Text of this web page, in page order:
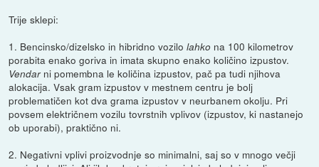
Trije sklepi:
1. Bencinsko/dizelsko in hibridno vozilolahko na 100 kilometrov
porabita enako goriva in imata skupno enako količino izpustov.
Vendar ni pomembna le količina izpustov, pač pa tudi njihova
alokacija. Vsak gram izpustov v mestnem centru je bolj
problematičen kot dva grama izpustov v neurbanem okolju. Pri
povsem električnem vozilu tovrstnih vplivov (izpustov, ki nastanejo
ob uporabi), praktično ni.
2. Negativni vplivi proizvodnje so minimalni, saj so v mnogo večji